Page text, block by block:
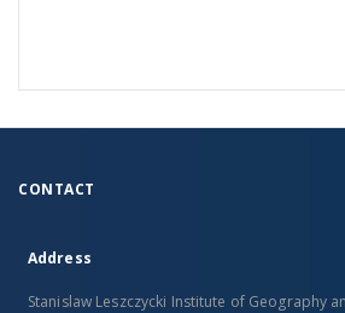
CONTACT
Address
Stanislaw Leszczycki Institute of Geography